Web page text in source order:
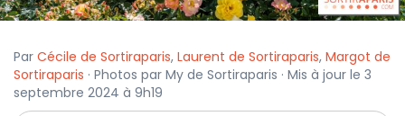
Par Cécile de Sortiraparis, Laurent de Sortiraparis, Margot de
Sortiraparis · Photos par My de Sortiraparis · Mis à jour le 3
septembre 2024 à 9h19